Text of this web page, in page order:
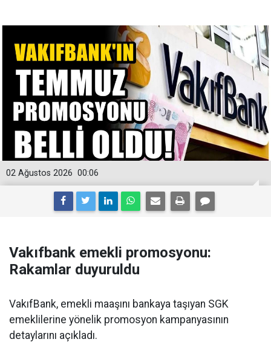
00:06
02 Ağustos 2026
Vakıfbank emekli promosyonu:
Rakamlar duyuruldu
VakıfBank, emekli maaşını bankaya taşıyan SGK
emeklilerine yönelik promosyon kampanyasının
detaylarını açıkladı.